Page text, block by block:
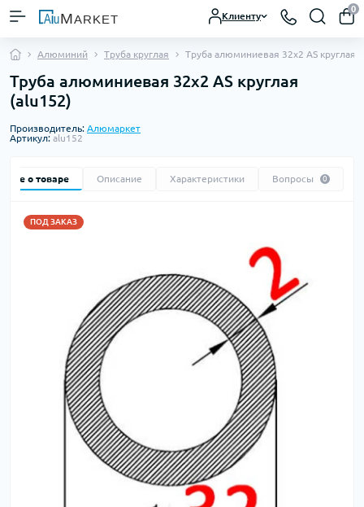
Клиенту
0
Алюминий Труба круглая Труба алюминиевая 32х2 AS круглая
Труба алюминиевая 32х2 AS круглая
(alu152)
Производитель: Алюмаркет
Артикул: alu152
Все о товаре Описание Характеристики Вопросы 0
ПОД ЗАКАЗ